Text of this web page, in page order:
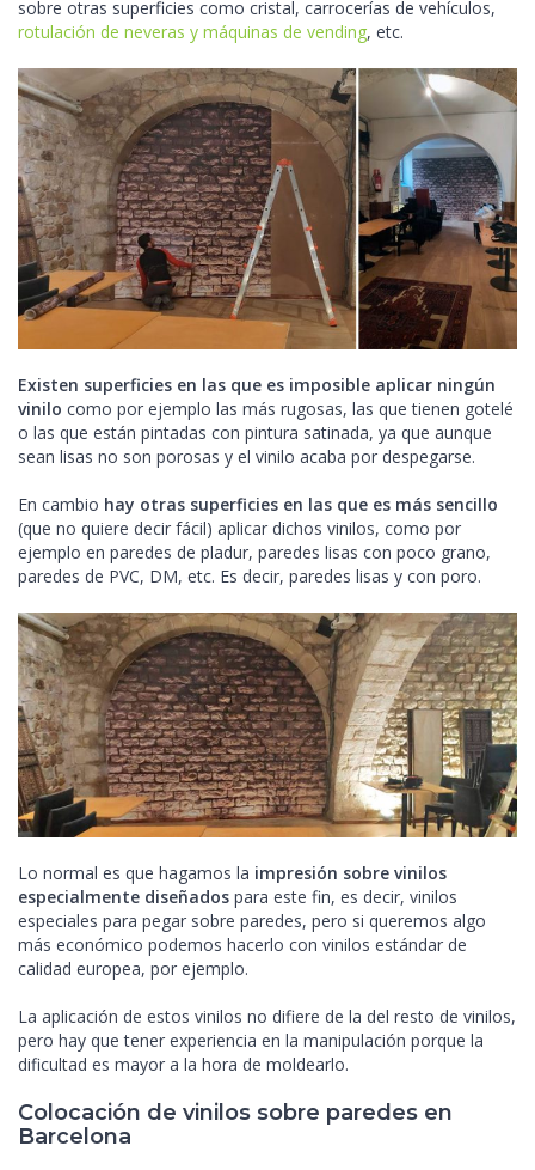
sobre otras superficies como cristal, carrocerías de vehículos,
rotulación de neveras y máquinas de vending, etc.
Existen superficies en las que es imposible aplicar ningún
vinilo como por ejemplo las más rugosas, las que tienen gotelé
o las que están pintadas con pintura satinada, ya que aunque
sean lisas no son porosas y el vinilo acaba por despegarse.
En cambio hay otras superficies en las que es más sencillo
(que no quiere decir fácil) aplicar dichos vinilos, como por
ejemplo en paredes de pladur, paredes lisas con poco grano,
paredes de PVC, DM, etc. Es decir, paredes lisas y con poro.
Lo normal es que hagamos la impresión sobre vinilos
especialmente diseñados para este fin, es decir, vinilos
especiales para pegar sobre paredes, pero si queremos algo
más económico podemos hacerlo con vinilos estándar de
calidad europea, por ejemplo.
La aplicación de estos vinilos no difiere de la del resto de vinilos,
pero hay que tener experiencia en la manipulación porque la
dificultad es mayor a la hora de moldearlo.
Colocación de vinilos sobre paredes en
Barcelona